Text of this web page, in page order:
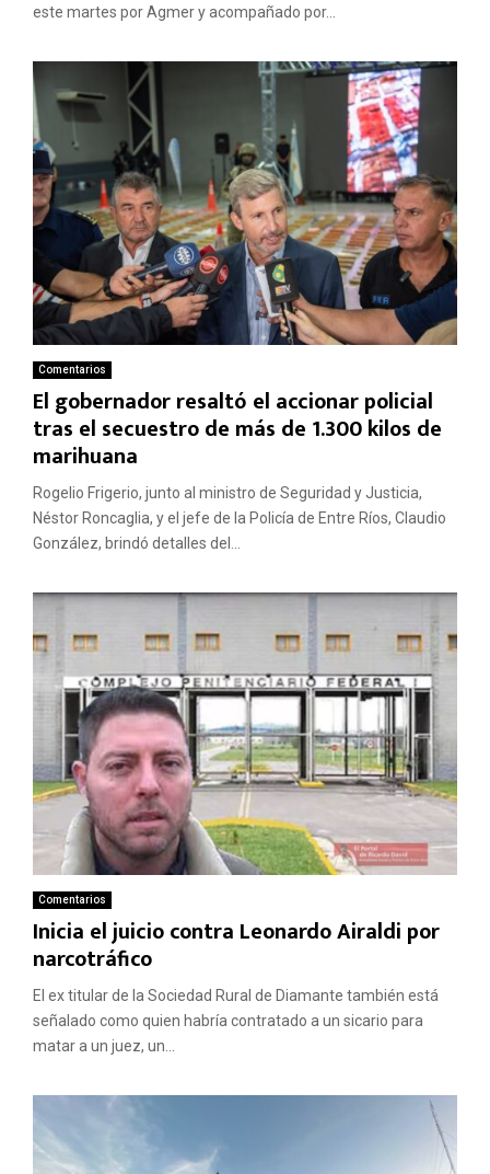
este martes por Agmer y acompañado por...
Comentarios
El gobernador resaltó el accionar policial
tras el secuestro de más de 1.300 kilos de
marihuana
Rogelio Frigerio, junto al ministro de Seguridad y Justicia,
Néstor Roncaglia, y el jefe de la Policía de Entre Ríos, Claudio
González, brindó detalles del...
Comentarios
Inicia el juicio contra Leonardo Airaldi por
narcotráfico
El ex titular de la Sociedad Rural de Diamante también está
señalado como quien habría contratado a un sicario para
matar a un juez, un...